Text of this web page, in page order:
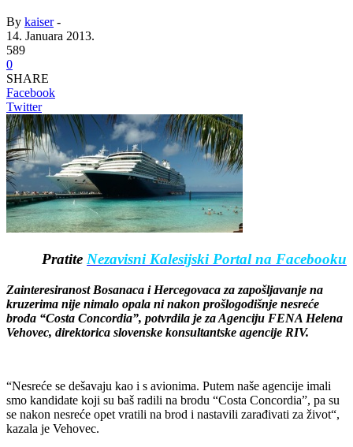
By kaiser-
14. Januara 2013.
589
0
SHARE
Facebook
Twitter
Pratite Nezavisni Kalesijski Portal na Facebooku
Zainteresiranost Bosanaca i Hercegovaca za zapošljavanje na
kruzerima nije nimalo opala ni nakon prošlogodišnje nesreće
broda “Costa Concordia”, potvrdila je za Agenciju FENA Helena
Vehovec, direktorica slovenske konsultantske agencije RIV.
“Nesreće se dešavaju kao i s avionima. Putem naše agencije imali
smo kandidate koji su baš radili na brodu “Costa Concordia”, pa su
se nakon nesreće opet vratili na brod i nastavili zarađivati za život“,
kazala je Vehovec.